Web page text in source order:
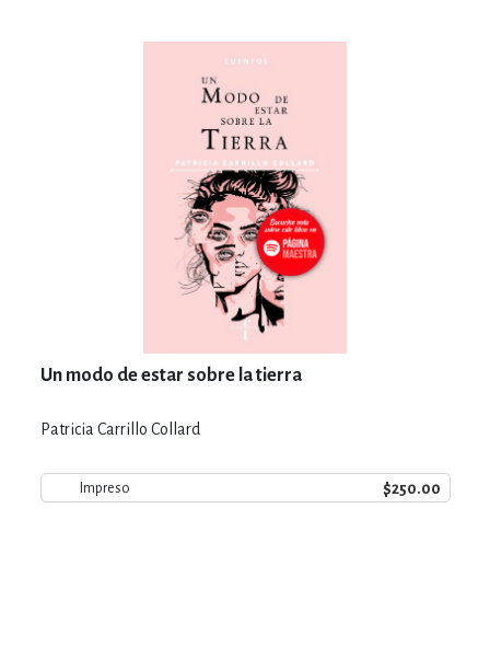
Un modo de estar sobre la tierra
Patricia Carrillo Collard
Impreso $250.00